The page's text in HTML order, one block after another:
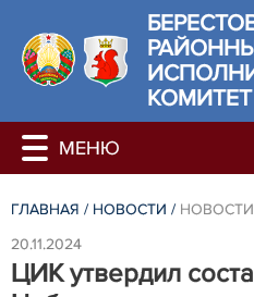
КОМИТЕТ
ГЛАВНАЯ / НОВОСТИ /
20.11.2024
ЦИК утвердил